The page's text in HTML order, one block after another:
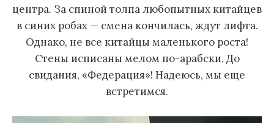
центра. За спиной толпа любопытных китайцев
в синих робах — смена кончилась, ждут лифта.
Однако, не все китайцы маленького роста!
Стены исписаны мелом по-арабски. До
свидания, «Федерация»! Надеюсь, мы еще
встретимся.